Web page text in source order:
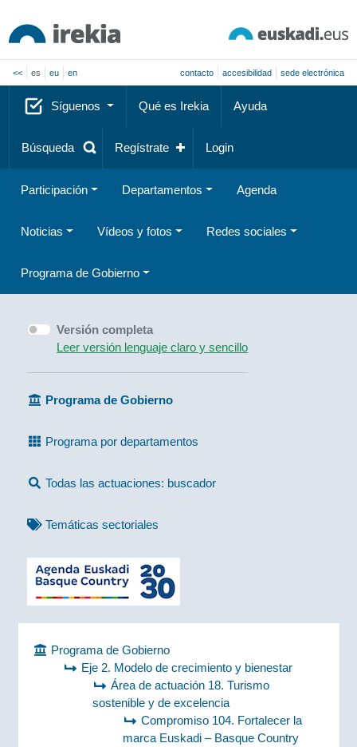
<< es eu en contacto accesibilidad sede electrónica
Síguenos Qué es Irekia Ayuda
Búsqueda Regístrate Login
Participación Departamentos Agenda
Noticias Vídeos y fotos Redes sociales
Programa de Gobierno
Versión completa
Leer versión lenguaje claro y sencillo
Programa de Gobierno
Programa por departamentos
Todas las actuaciones: buscador
Temáticas sectoriales
Programa de Gobierno
Eje 2. Modelo de crecimiento y bienestar
Área de actuación 18. Turismo
sostenible y de excelencia
Compromiso 104. Fortalecer la
marca Euskadi – Basque Country